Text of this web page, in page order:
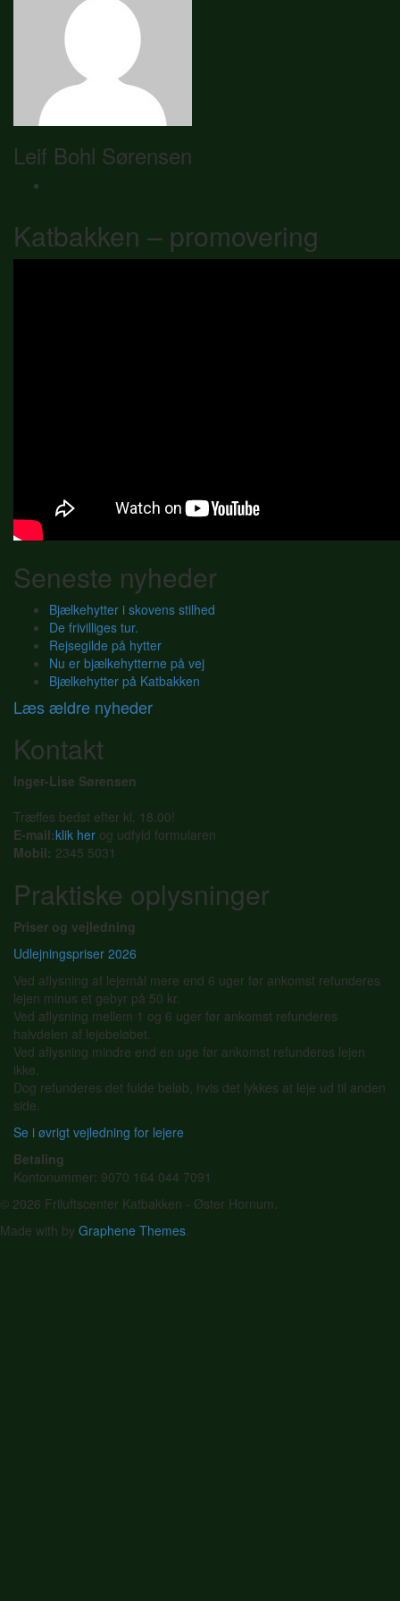
Leif Bohl Sørensen
Katbakken – promovering
Seneste nyheder
Bjælkehytter i skovens stilhed
De frivilliges tur.
Rejsegilde på hytter
Nu er bjælkehytterne på vej
Bjælkehytter på Katbakken
Læs ældre nyheder
Kontakt
Inger-Lise Sørensen
Træffes bedst efter kl. 18.00!
E-mail:klik her og udfyld formularen
Mobil: 2345 5031
Praktiske oplysninger
Priser og vejledning
Udlejningspriser 2026
Ved aflysning af lejemål mere end 6 uger før ankomst refunderes
lejen minus et gebyr på 50 kr.
Ved aflysning mellem 1 og 6 uger før ankomst refunderes
halvdelen af lejebeløbet.
Ved aflysning mindre end en uge før ankomst refunderes lejen
ikke.
Dog refunderes det fulde beløb, hvis det lykkes at leje ud til anden
side.
Se i øvrigt vejledning for lejere
Betaling
Kontonummer: 9070 164 044 7091
© 2026 Friluftscenter Katbakken - Øster Hornum.
Made with by Graphene Themes.